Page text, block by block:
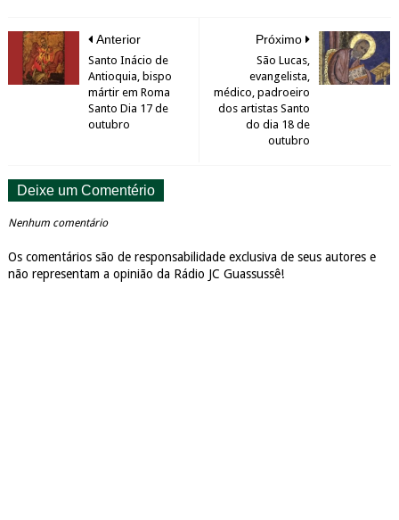
Próximo
São Lucas,
evangelista,
médico, padroeiro
dos artistas Santo
do dia 18 de
outubro
Anterior
Santo Inácio de
Antioquia, bispo
mártir em Roma
Santo Dia 17 de
outubro
Deixe um Comentério
Nenhum comentário
Os comentários são de responsabilidade exclusiva de seus autores e
não representam a opinião da Rádio JC Guassussê!